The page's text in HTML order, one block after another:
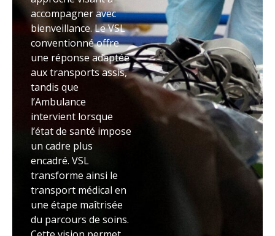
accompagner avec
bienveillance. Le VSL
conventionné offre
une réponse adaptée
aux transports assis,
tandis que
l’Ambulance
intervient lorsque
l’état de santé impose
un cadre plus
encadré. VSL
transforme ainsi le
transport médical en
une étape maîtrisée
du parcours de soins.